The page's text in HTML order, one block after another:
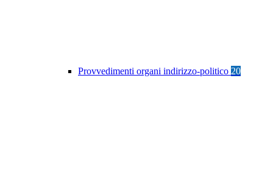
Provvedimenti organi indirizzo-politico 20